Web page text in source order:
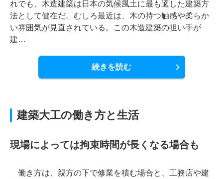
れでも、木造建築は日本の気候風土に最も適した建築方
法として健在だ。むしろ最近は、木の持つ触感や柔らか
い雰囲気が見直されている。この木造建築の担い手が
建…
続きを読む
建築大工の働き方と生活
現場によっては拘束時間が長くなる場合も
働き方は、親方の下で修業を積む場合と、工務店や建